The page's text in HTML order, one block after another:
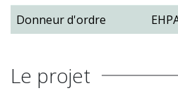
Donneur d'ordre
Le projet